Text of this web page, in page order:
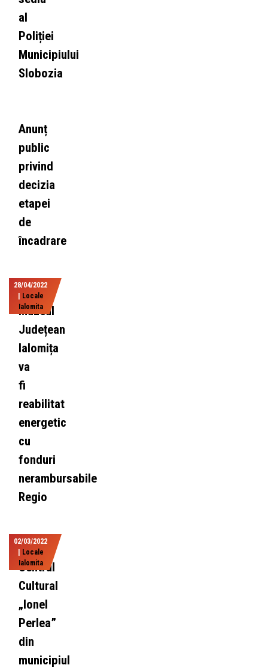
al
Poliției
Municipiului
Slobozia
Anunț
public
privind
decizia
etapei
de
încadrare
28/04/2022
Locale
Ialomita
Muzeul
Județean
Ialomița
va
fi
reabilitat
energetic
cu
fonduri
nerambursabile
Regio
02/03/2022
Locale
Ialomita
Centrul
Cultural
„Ionel
Perlea”
din
municipiul